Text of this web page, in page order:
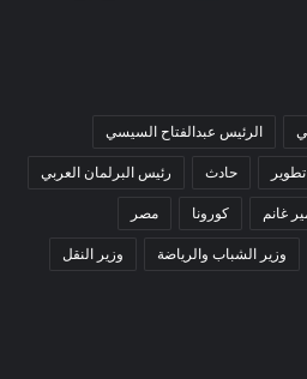
الرئيس عبدالفتاح السيسي
تطوير حادث رئيس البرلمان العربي
غانم كورونا مصر
وزير الشباب والرياضة وزير النقل